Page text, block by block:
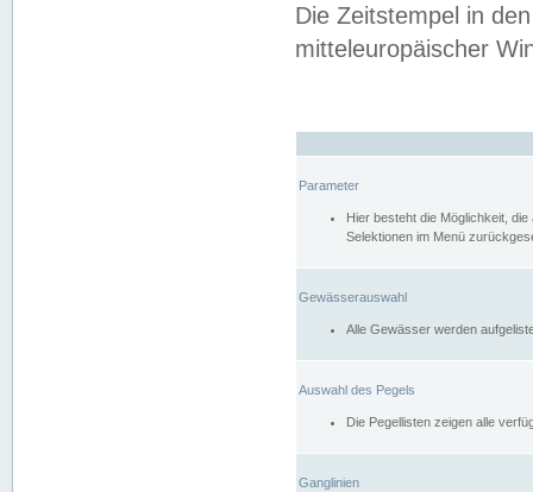
Die Zeitstempel in
mitteleuropäischer
Parameter
Hier besteht die Möglichkeit,
Selektionen im Menü
Gewässerauswahl
Alle Gewässer werden
Auswahl des Pegels
Die Pegellisten zeigen alle
Ganglinien